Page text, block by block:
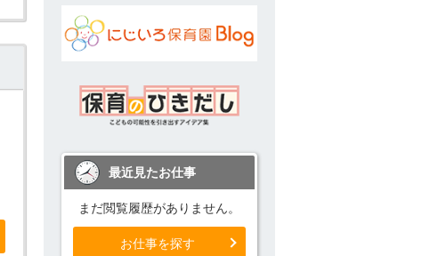
最近見たお仕事
まだ閲覧履歴がありません。
お仕事を探す